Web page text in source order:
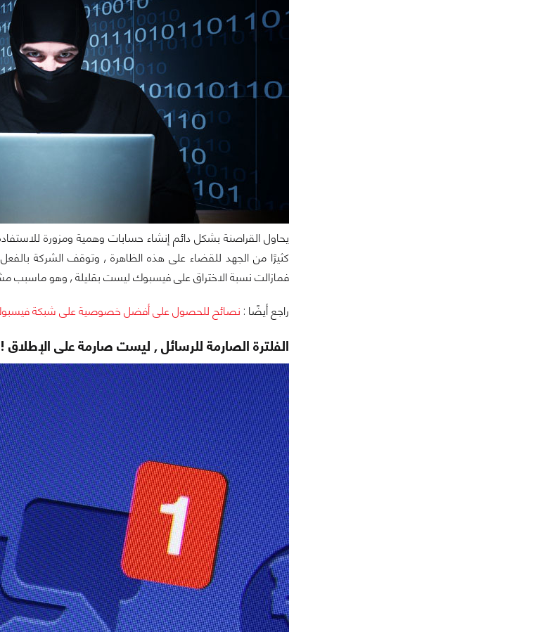
يحاول القراصنة بشكل دائم إنشاء حسابات وهمية ومزورة
كثيرًا من الجهد للقضاء على هذه الظاهرة , وتوقف الشركة
فمازالت نسبة الاختراق على فيسبوك ليست بقليلة , وهو
راجع أيضًا : نصائح للحصول على أفضل خصوصية على شبكة
الفلترة الصارمة للرسائل , ليست صارمة على الإطلاق !